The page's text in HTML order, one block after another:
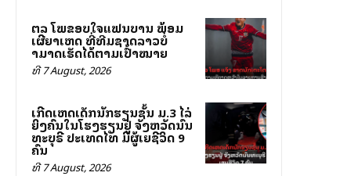
ສຕລ ໂພສຂອບໃຈແຟນບານ ພ້ອມ
ເຜີຍສາເຫດ ທີ່ທີມຊາດລາວບໍ່
ສາມາດເຮັດໄດ້ຕາມເປົ້າໝາຍ
ທີ 7 August, 2026
ເກີດເຫດເດັກນັກຮຽນຊັ້ນ ມ.3 ໄລ່
ຍິງຄົນໃນໂຮງຮຽນຢູ່ ຈັງຫວັດນົນ
ທະບຸຣີ ປະເທດໄທ ມີຜູ້ເສຍຊີວິດ 9
ຄົນ
ທີ 7 August, 2026